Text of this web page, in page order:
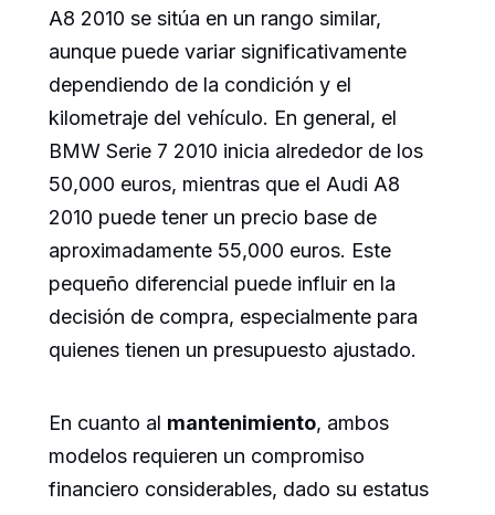
A8 2010 se sitúa en un rango similar,
aunque puede variar significativamente
dependiendo de la condición y el
kilometraje del vehículo. En general, el
BMW Serie 7 2010 inicia alrededor de los
50,000 euros, mientras que el Audi A8
2010 puede tener un precio base de
aproximadamente 55,000 euros. Este
pequeño diferencial puede influir en la
decisión de compra, especialmente para
quienes tienen un presupuesto ajustado.
En cuanto al mantenimiento, ambos
modelos requieren un compromiso
financiero considerables, dado su estatus